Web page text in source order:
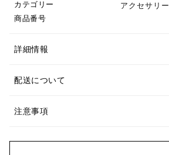
カテゴリー
アクセサリー
商品番号
詳細情報
配送について
注意事項